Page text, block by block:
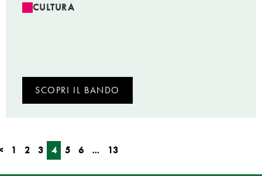
CULTURA
SCOPRI IL BANDO
1 2 3 4 5 6 … 13